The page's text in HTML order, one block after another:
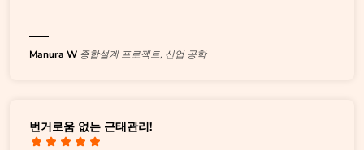
Manura W 종합설계 프로젝트, 산업 공학
번거로움 없는 근태관리!